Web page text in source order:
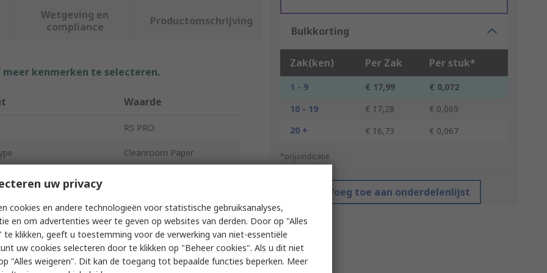
Bulkkorting
Zak(ken) Per Zak Per stuk*
1 - 9 € 17,99
€ 0,072
10 - 19
€ 17,28
€ 0,069
20 +
€ 16,73 € 0,067
*prijsindicatie
Voeg toe aan onderdelenlijst
Wetgeving en
compliance
Productomschrijving
kenmerken te selecteren.
Waarde
RS PRO
Cleanroom Paper
235mm
210mm
297mm
uw privacy
cookies en andere technologieën voor statistische gebruiksanalyses,
en om advertenties weer te geven op websites van derden. Door op "Alles
te klikken, geeft u toestemming voor de verwerking van niet-essentiële
uw cookies selecteren door te klikken op "Beheer cookies". Als u dit niet
"Alles weigeren". Dit kan de toegang tot bepaalde functies beperken. Meer